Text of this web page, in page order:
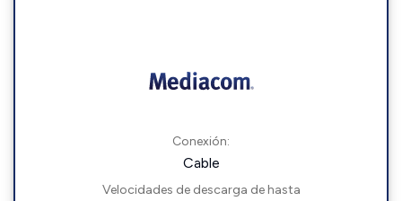
Conexión:
Cable
Velocidades de descarga de hasta